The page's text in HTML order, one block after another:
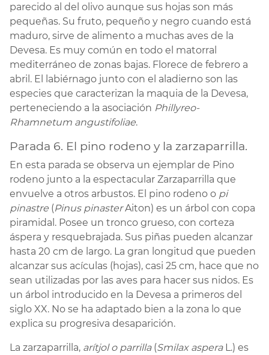
parecido al del olivo aunque sus hojas son más
pequeñas. Su fruto, pequeño y negro cuando está
maduro, sirve de alimento a muchas aves de la
Devesa. Es muy común en todo el matorral
mediterráneo de zonas bajas. Florece de febrero a
abril. El labiérnago junto con el aladierno son las
especies que caracterizan la maquia de la Devesa,
perteneciendo a la asociación Phillyreo-
Rhamnetum angustifoliae.
Parada 6. El pino rodeno y la zarzaparrilla.
En esta parada se observa un ejemplar de Pino
rodeno junto a la espectacular Zarzaparrilla que
envuelve a otros arbustos. El pino rodeno o pi
pinastre (Pinus pinasterAiton) es un árbol con copa
piramidal. Posee un tronco grueso, con corteza
áspera y resquebrajada. Sus piñas pueden alcanzar
hasta 20 cm de largo. La gran longitud que pueden
alcanzar sus acículas (hojas), casi 25 cm, hace que no
sean utilizadas por las aves para hacer sus nidos. Es
un árbol introducido en la Devesa a primeros del
siglo XX. No se ha adaptado bien a la zona lo que
explica su progresiva desaparición.
La zarzaparrilla, arítjol o parrilla(Smilax asperaL.) es